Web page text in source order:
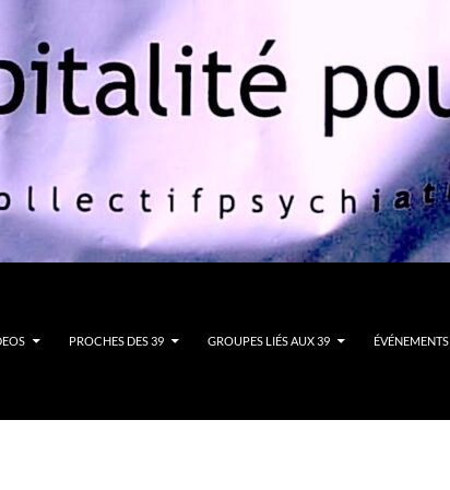
PROCHES DES 39 GROUPES LIÉS AUX 39 ÉVÉNEMENTS